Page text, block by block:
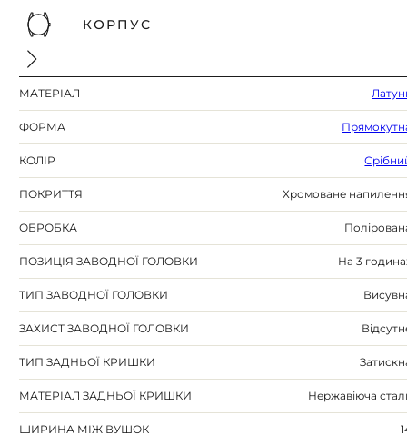
КОРПУС
МАТЕРІАЛ
ФОРМА
КОЛІР
ПОКРИТТЯ Хромоване
ОБРОБКА
ПОЗИЦІЯ ЗАВОДНОЇ ГОЛОВКИ На 3
ТИП ЗАВОДНОЇ ГОЛОВКИ
ЗАХИСТ ЗАВОДНОЇ ГОЛОВКИ
ТИП ЗАДНЬОЇ КРИШКИ
МАТЕРІАЛ ЗАДНЬОЇ КРИШКИ Нержавіюча
ШИРИНА МІЖ ВУШОК